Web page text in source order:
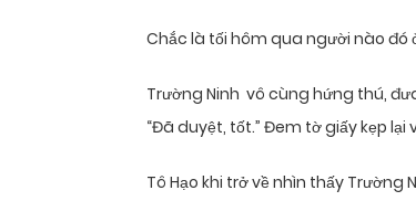
Chắc là tối hôm qua người nào đó
Trường Ninh vô cùng hứng thú,
“Đã duyệt, tốt.” Đem tờ giấy kẹp lại
Tô Hạo khi trở về nhìn thấy